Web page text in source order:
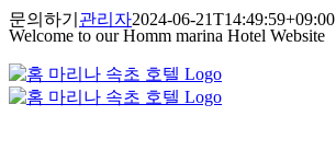
콘
텐
츠
로
건
Welcome to our Homm marina Hotel Website
문의하기 관리자2024-06-21T14:49:59+09:00